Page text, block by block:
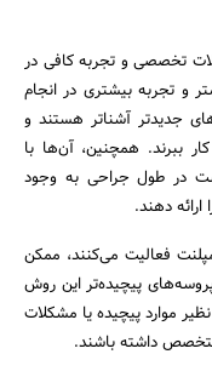
تخصصی و تجربه کافی در
و تجربه بیشتری در انجام
جدیدتر آشناتر هستند و
ببرند. همچنین، آن‌ها با
در طول جراحی به وجود
دهند.
فعالیت می‌کنند، ممکن
پیچیده‌تر این روش
موارد پیچیده یا مشکلات
متخصص داشته باشند.